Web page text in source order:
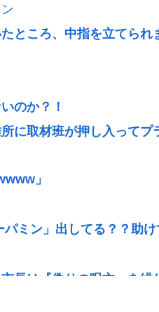
ところ、中指を立てられ
のか？！
に取材班が押し入ってプ
」
パミン」出してる？？助
長は『偽りの呪文』を繰
イタリア滅亡させられる